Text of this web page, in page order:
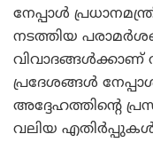
നേപ്പാൾ
നടത്തിയ
വിവാദങ്ങൾക്കാണ്
പ്രദേശങ്ങൾ
അദ്ദേഹത്തിന്റെ
വലിയ